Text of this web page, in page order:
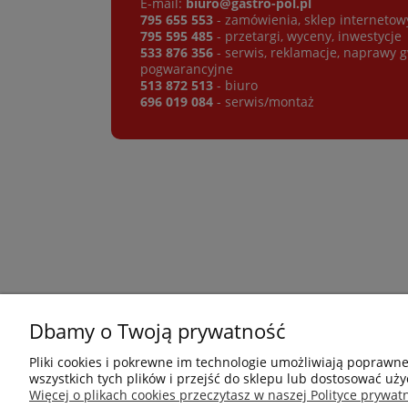
795 655 553 - zamówienia, sklep
795 595 485 - przetargi, wyceny, inwestycje
533 876 356 - serwis, reklamacje, naprawy
pogwarancyjne
513 872 513 - biuro
696 019 084 - serwis/montaż
Jak kupować?
Nowości
Dbamy o Twoją prywatność
Pliki cookies i pokrewne im technologie umożliwiają
wszystkich tych plików i przejść do sklepu lub dostosować
Więcej o plikach cookies przeczytasz w naszej Polityce